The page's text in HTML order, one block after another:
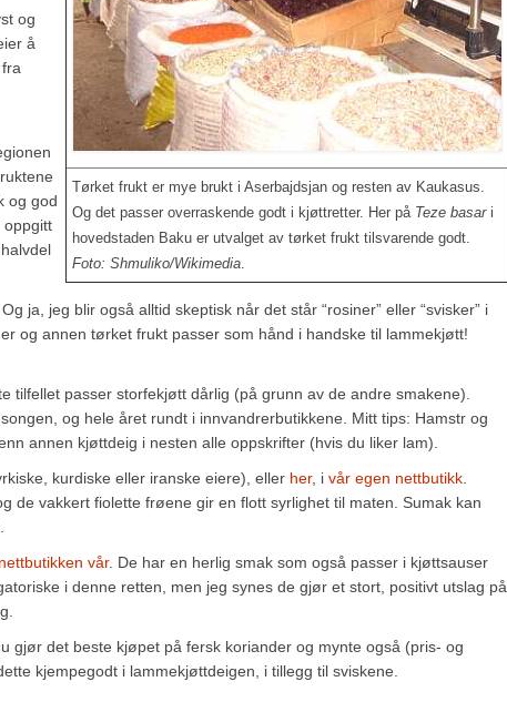
Tørket frukt er mye brukt i Aserbajdsjan og resten av Kaukasus.
Og det passer overraskende godt i kjøttretter. Her på Teze basari
hovedstaden Baku er utvalget av tørket frukt tilsvarende godt.
Foto: Shmuliko/Wikimedia.
og
å
og god
oppgitt
ja, jeg blir også alltid skeptisk når det står “rosiner” eller “svisker” i
og annen tørket frukt passer som hånd i handske til lammekjøtt!
tilfellet passer storfekjøtt dårlig (på grunn av de andre smakene).
og hele året rundt i innvandrerbutikkene. Mitt tips: Hamstr og
annen kjøttdeig i nesten alle oppskrifter (hvis du liker lam).
kurdiske eller iranske eiere), eller her, i vår egen nettbutikk
de vakkert fiolette frøene gir en flott syrlighet til maten. Sumak kan
nettbutikken vår. De har en herlig smak som også passer i kjøttsauser
i denne retten, men jeg synes de gjør et stort, positivt utslag på
gjør det beste kjøpet på fersk koriander og mynte også (pris- og
kjempegodt i lammekjøttdeigen, i tillegg til sviskene.